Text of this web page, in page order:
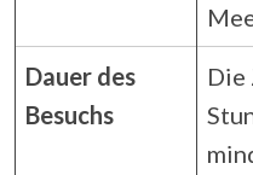
Dauer des
Besuchs
Die